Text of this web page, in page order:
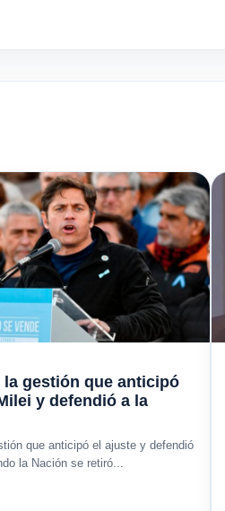
gestión que anticipó
y defendió a la
que anticipó el ajuste y defendió
la Nación se retiró...